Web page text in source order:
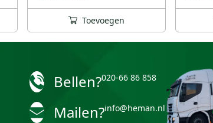
Toevoegen
Bellen?020-66 86 858
Mailen?info@heman.nl